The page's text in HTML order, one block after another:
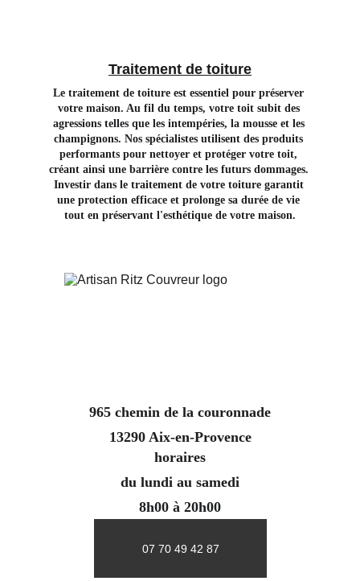
965 chemin de la couronnade
13290 Aix-en-Provence
horaires
du lundi au samedi
8h00 à 20h00
07 70 49 42 87
Traitement de toiture
Le traitement de toiture est essentiel pour préserver
votre maison. Au fil du temps, votre toit subit des
agressions telles que les intempéries, la mousse et les
champignons. Nos spécialistes utilisent des produits
performants pour nettoyer et protéger votre toit,
créant ainsi une barrière contre les futurs dommages.
Investir dans le traitement de votre toiture garantit
une protection efficace et prolonge sa durée de vie
tout en préservant l'esthétique de votre maison.